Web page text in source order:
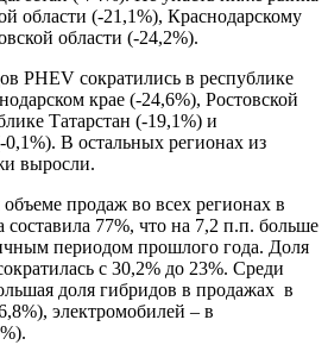
области (-21,1%), Краснодарскому
области (-24,2%).
PHEV сократились в республике
крае (-24,6%), Ростовской
Татарстан (-19,1%) и
В остальных регионах из
выросли.
продаж во всех регионах в
составила 77%, что на 7,2 п.п. больше
периодом прошлого года. Доля
с 30,2% до 23%. Среди
доля гибридов в продажах в
электромобилей – в